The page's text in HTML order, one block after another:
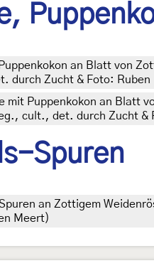
an Blatt von
durch Zucht & Foto:
mit Puppenkokon an Blatt
cult., det. durch Zucht &
Spuren
an Zottigem
Meert)